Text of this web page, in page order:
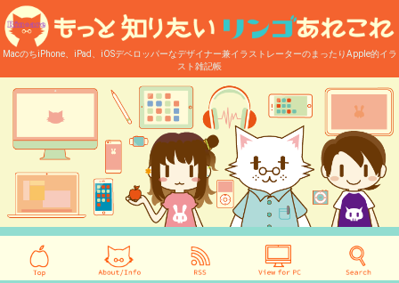
MacのちiPhone、iPad、iOSデベロッパーなデザイナー兼イラストレーターのまったりApple的イラ
スト雑記帳